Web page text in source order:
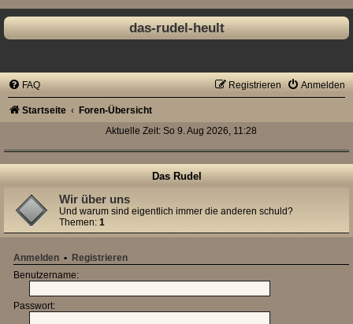
das-rudel-heult
FAQ Anmelden
Registrieren
Startseite
Foren-Übersicht
Aktuelle Zeit: So 9. Aug 2026, 11:28
Das Rudel
Wir über uns
Und warum sind eigentlich immer die anderen schuld?
Themen: 1
Anmelden • Registrieren
Benutzername:
Passwort: